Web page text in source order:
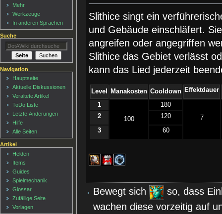
Slithice singt ein
und Gebäude einschläfert.
angreifen oder angegriffen
Slithice das Gebiet verlässt
kann das Lied jederzeit
Level Manakosten Cooldown Effektdauer
1
100
180
7
2 120
3 60
Bewegt sich
so, dass
wachen diese vorzeitig auf
Mehr
Werkzeuge
In anderen Sprachen
Suche
Navigation
Hauptseite
Aktuelle Diskussionen
Veraltete Artikel
ToDo Liste
Letzte Änderungen
Hilfe
Alle Seiten
Artikel
Helden
Items
Guides
Spielmechanik
Glossar
Zufällige Seite
Vorlagen